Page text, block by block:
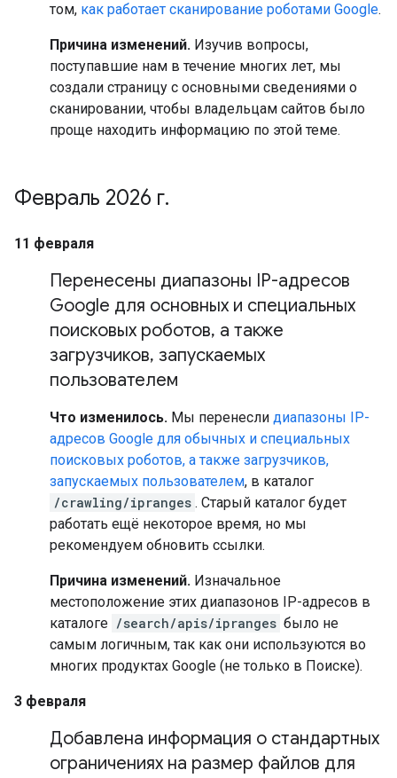
том, как работает сканирование роботами Google.
Причина изменений. Изучив вопросы,
поступавшие нам в течение многих лет, мы
создали страницу с основными сведениями о
сканировании, чтобы владельцам сайтов было
проще находить информацию по этой теме.
Февраль 2026 г.
11 февраля
Перенесены диапазоны IP-адресов
Google для основных и специальных
поисковых роботов, а также
загрузчиков, запускаемых
пользователем
Что изменилось. Мы перенесли диапазоны IP-
адресов Google для обычных и специальных
поисковых роботов, а также загрузчиков,
запускаемых пользователем, в каталог
/crawling/ipranges . Старый каталог будет
работать ещё некоторое время, но мы
рекомендуем обновить ссылки.
Причина изменений. Изначальное
местоположение этих диапазонов IP-адресов в
каталоге /search/apis/ipranges было не
самым логичным, так как они используются во
многих продуктах Google (не только в Поиске).
3 февраля
Добавлена информация о стандартных
ограничениях на размер файлов для